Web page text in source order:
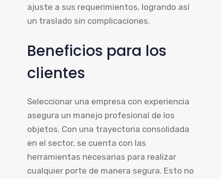
ajuste a sus requerimientos, logrando así
un traslado sin complicaciones.
Beneficios para los
clientes
Seleccionar una empresa con experiencia
asegura un manejo profesional de los
objetos. Con una trayectoria consolidada
en el sector, se cuenta con las
herramientas necesarias para realizar
cualquier porte de manera segura. Esto no